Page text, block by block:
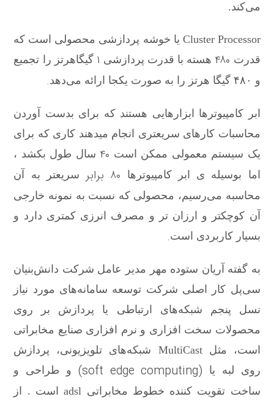
می‌کند.
Cluster Processor یا خوشه پردازشی محصولی است که
قدرت ۴۸۰ هسته با قدرت پردازشی ۱ گیگاهرتز را تجمیع
و ۴۸۰ گیگا هرتز
را به صورت یکجا ارائه می‌دهد.
ابر کامپیوترها ابزارهایی هستند که برای بدست آوردن
محاسبات کارهای سریعتری انجام میدهند کاری که برای
یک سیستم معمولی ممکن است ۴۰ سال طول بکشد ،
اما بوسیله ی ابر کامپیوترها ۸۰ برابر
سریعتر به آن
محاسبه می‌رسیم، محصولی که نسبت به نمونه خارجی
آن کوچکتر و ارزان تر و مصرف انرزی کمتری دارد و
بسیار کاربردی است.
به گفته آریان ستوده مهر مدیر عامل شرکت دانش‌بنیان
سی‌پل کار اصلی شرکت توسعه سامانه‌های مورد نیاز
نسل پنجم شبکه‌های ارتباطی یا پردازش بر روی
محصولات سخت افزاری و نرم افزاری صنایع مخابراتی
است، مثلMultiCast شبکه‌های تلویزیونی، پردازش
روی لبه یا (soft edge computing)
و طراحی و
ساخت تقویت کننده خطوط مخابراتی adsl است . ا
ز